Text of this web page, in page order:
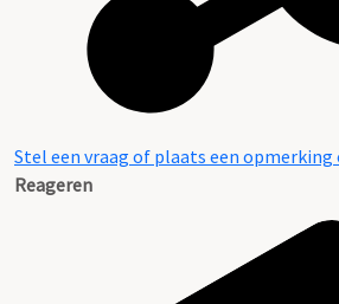
Stel een vraag of plaats een
Reageren